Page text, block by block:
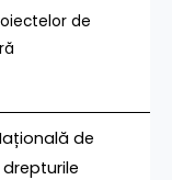
de
de
drepturile